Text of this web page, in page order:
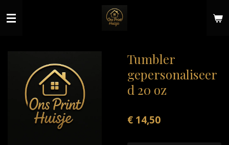
direct
Tumbler
gepersonaliseer
d 20 oz
€ 14,50